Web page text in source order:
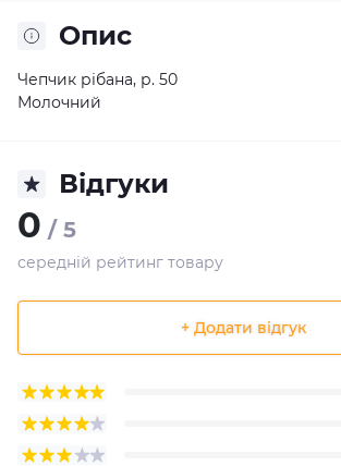
Опис
Чепчик рібана, р. 50
Молочний
Відгуки
0 / 5
середній рейтинг товару
+ Додати відгук